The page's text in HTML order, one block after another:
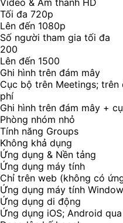
Video & Âm thanh HD
Tối đa 720p
Lên đến 1080p
Số người tham gia tối đa
200
Lên đến 1500
Ghi hình trên đám mây
Cục bộ trên Meetings;
phí
Ghi hình trên đám mây +
Phòng nhóm nhỏ
Tính năng Groups
Không khả dụng
Ứng dụng & Nền tảng
Ứng dụng máy tính
Chỉ trên web (không có
Ứng dụng máy tính
Ứng dụng di động
Ứng dụng iOS; Android